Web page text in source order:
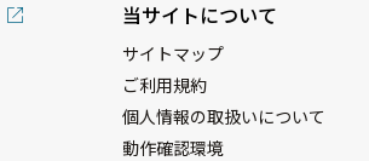
当サイトについて
サイトマップ
ご利用規約
個人情報の取扱いについて
動作確認環境